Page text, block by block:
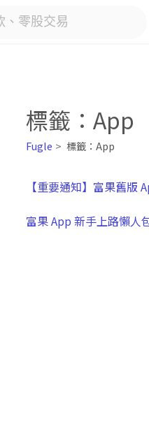
標籤：App
Fugle 標籤：App
【重要通知】富果舊版
富果 App 新手上路懶人